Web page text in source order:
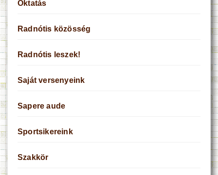
Oktatás
Radnótis közösség
Radnótis leszek!
Saját versenyeink
Sapere aude
Sportsikereink
Szakkör